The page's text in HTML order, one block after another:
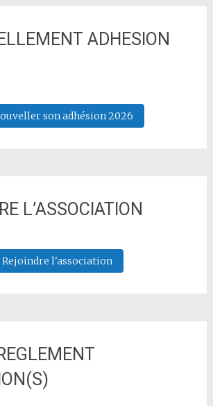
ADHESION
son adhésion 2026
L’ASSOCIATION
Rejoindre l'association